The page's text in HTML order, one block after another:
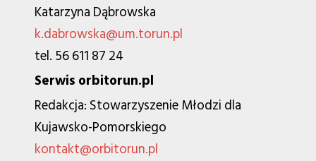
Katarzyna Dąbrowska
k.dabrowska@um.torun.pl
tel. 56 611 87 24
Serwis orbitorun.pl
Redakcja: Stowarzyszenie Młodzi dla
Kujawsko-Pomorskiego
kontakt@orbitorun.pl